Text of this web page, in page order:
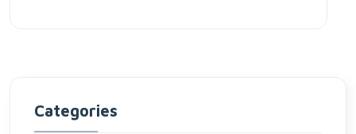
Categories